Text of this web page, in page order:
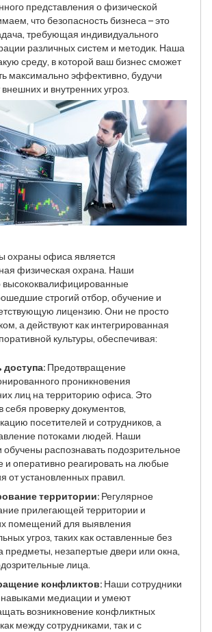
представления о физической
что безопасность бизнеса – это
требующая индивидуального
различных систем и методик. Наша
среду, в которой ваш бизнес сможет
максимально эффективно, будучи
и внутренних угроз.
охраны офиса является
физическая охрана. Наши
высококвалифицированные
строгий отбор, обучение и
лицензию. Они не просто
а действуют как интегрированная
культуры, обеспечивая:
доступа:Предотвращение
проникновения
лиц на территорию офиса. Это
себя проверку документов,
посетителей и сотрудников, а
потоками людей. Наши
обучены распознавать подозрительное
и оперативно реагировать на любые
от установленных правил.
территории:Регулярное
прилегающей территории и
помещений для выявления
угроз, таких как оставленные без
предметы, незапертые двери или окна,
лица.
конфликтов:Наши сотрудники
медиации и умеют
возникновение конфликтных
между сотрудниками, так и с